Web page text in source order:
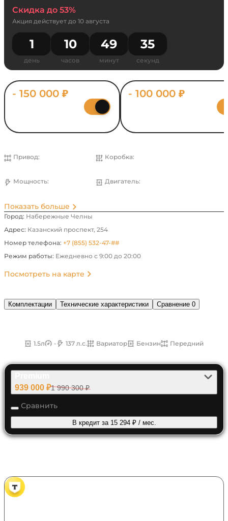
Скидка до 53%
Акция действует до 10 августа
1
день
10
часов
49
минут
35
секунд
Привод: Коробка:
Мощность: Двигатель:
Показать больше
Город: Набережные Челны
Адрес: Казанский проспект, 254
Номер телефона: +7 (855) 532-47-##
Режим работы: Ежедневно с 9:00 до 20:00
Посмотреть на карте
- 150 000 ₽ - 100 000 ₽
Комплектации Технические характеристики Сравнение 0
1.5л - 137 л.с. Вариатор Бензин Передний
939 000 ₽1 990 300 ₽
Сравнить
В кредит за 15 294 ₽ / мес.